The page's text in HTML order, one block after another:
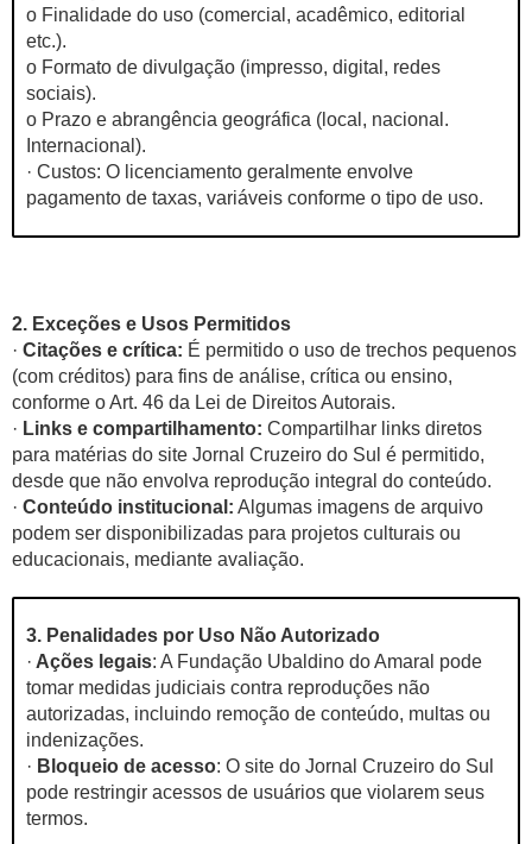
o Finalidade do uso (comercial, acadêmico, editorial
etc.).
o Formato de divulgação (impresso, digital, redes
sociais).
o Prazo e abrangência geográfica (local, nacional.
Internacional).
· Custos: O licenciamento geralmente envolve
pagamento de taxas, variáveis conforme o tipo de uso.
2. Exceções e Usos Permitidos
· Citações e crítica: É permitido o uso de trechos pequenos
(com créditos) para fins de análise, crítica ou ensino,
conforme o Art. 46 da Lei de Direitos Autorais.
· Links e compartilhamento: Compartilhar links diretos
para matérias do site Jornal Cruzeiro do Sul é permitido,
desde que não envolva reprodução integral do conteúdo.
· Conteúdo institucional: Algumas imagens de arquivo
podem ser disponibilizadas para projetos culturais ou
educacionais, mediante avaliação.
3. Penalidades por Uso Não Autorizado
· Ações legais: A Fundação Ubaldino do Amaral pode
tomar medidas judiciais contra reproduções não
autorizadas, incluindo remoção de conteúdo, multas ou
indenizações.
· Bloqueio de acesso: O site do Jornal Cruzeiro do Sul
pode restringir acessos de usuários que violarem seus
termos.